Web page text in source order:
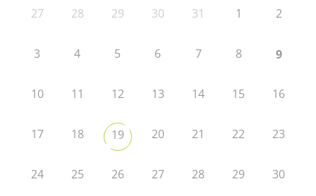
27 28 29 30 31 1 2
3 4 5 6 7 8 9
10 11 12 13 14 15 16
17 18 19 20 21 22 23
24 25 26 27 28 29 30